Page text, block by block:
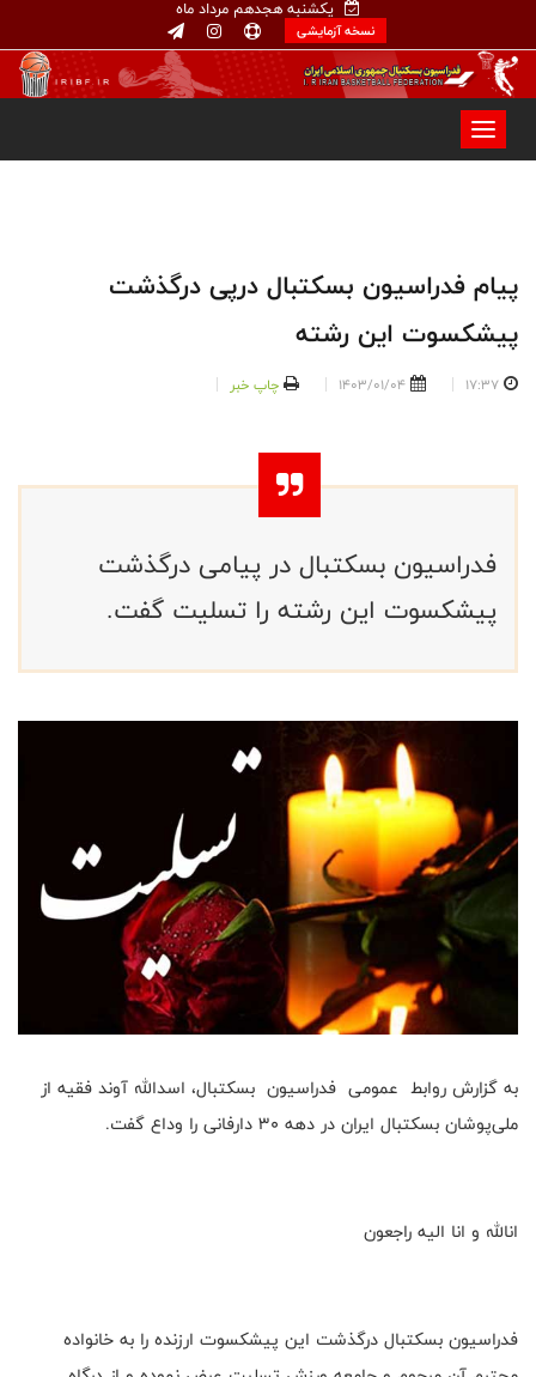
یکشنبه هجدهم مرداد ماه
نسخه آزمایشی
پیام فدراسیون بسکتبال درپی درگذشت
پیشکسوت این رشته
17:37
1403/01/04 چاپ خبر
فدراسیون بسکتبال در پیامی درگذشت
پیشکسوت این رشته را تسلیت گفت.
به گزارش روابط عمومی فدراسیون بسکتبال، اسدالله آوند فقیه از
ملی‌پوشان بسکتبال ایران در دهه ۳۰ دارفانی را وداع گفت.
انالله و انا الیه راجعون
فدراسیون بسکتبال درگذشت این پیشکسوت ارزنده را به خانواده